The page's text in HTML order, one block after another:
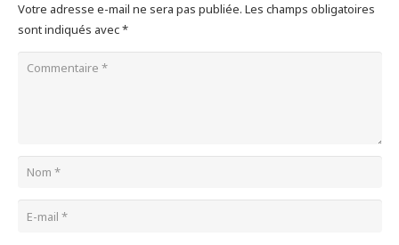
Votre adresse e-mail ne sera pas publiée. Les champs obligatoires
sont indiqués avec*